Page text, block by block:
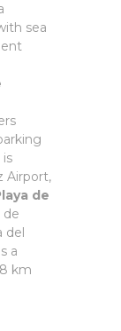
sea
is
Airport,
de
de
del
a
km